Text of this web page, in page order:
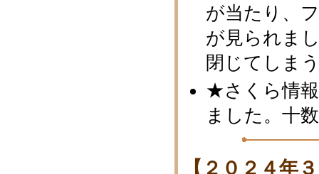
が当たり、
が見られま
閉じてしま
★さくら情
ました。十
【２０２４年